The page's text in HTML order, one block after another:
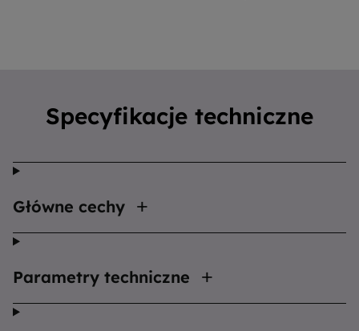
Specyfikacje techniczne
Główne cechy
Parametry techniczne